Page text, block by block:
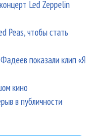
Led Zeppelin
Peas, чтобы стать
показали клип «Я
кино
в публичности